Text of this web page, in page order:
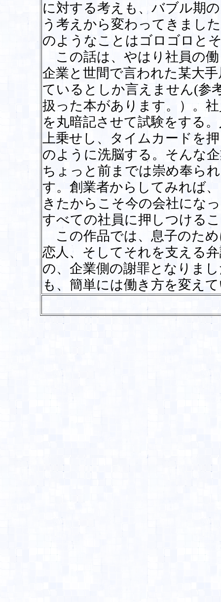
に対する考えも、バブル期
う考えから変わってきまし
のようなことはゴロゴロと
この話は、やはり社員の
企業と世間で言われた某大
ているとしか言えません(参
扱った本があります。）。
を丸暗記させて試験をする
上乗せし、タイムカードを
のように洗脳する。そんな
ちょっと前までは崇め奉ら
す。創業者からしてみれば
きたからこそ今の会社にな
すべての社員に押しつける
この作品では、息子のた
恋人、そしてそれを支える
の、企業側の謝罪となりま
も、簡単には働き方を変え